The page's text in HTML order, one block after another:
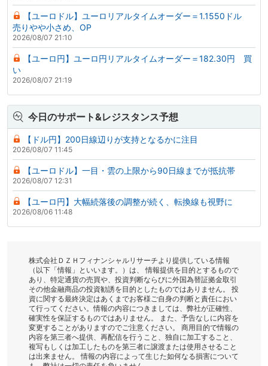
【ユーロドル】ユーロリアルタイムオーダー＝1.1550ドル
売りやや小さめ、OP
2026/08/07 21:10
【ユーロ円】ユーロ円リアルタイムオーダー＝182.30円 買
い
2026/08/07 21:19
今日のサポート&レジスタンス予想
【ドル円】200日線辺りが支持となるかに注目
2026/08/07 11:45
【ユーロドル】一目・雲の上限から90日線までが抵抗帯
2026/08/07 12:31
【ユーロ円】大幅続落後の調整が続く、転換線も視野に
2026/08/06 11:48
株式会社ＤＺＨフィナンシャルリサーチより提供している情報
（以下「情報」といいます。）は、 情報提供を目的とするもので
あり、特定通貨の売買や、投資判断ならびに外国為替証拠金取引
その他金融商品の投資勧誘を目的としたものではありません。 投
資に関する最終決定はあくまでお客様ご自身の判断と責任におい
て行ってください。情報の内容につきましては、弊社が正確性、
確実性を保証するものではありません。 また、予告なしに内容を
変更することがありますのでご注意ください。 商用目的で情報の
内容を第三者へ提供、再配信を行うこと、独自に加工すること、
複写もしくは加工したものを第三者に譲渡または使用させること
は出来ません。 情報の内容によって生じた如何なる損害について